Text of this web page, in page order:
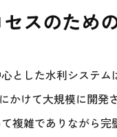
スのため
とした水利システ
かけて大規模に開
複雑でありながら